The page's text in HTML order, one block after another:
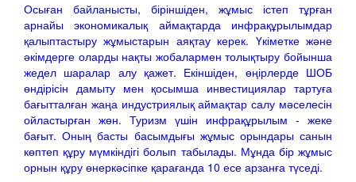
Осыған байланысты, біріншіден, жұмыс істеп тұрған
арнайы экономикалық аймақтарда инфрақұрылымдар
қалыптастыру жұмыстарын аяқтау керек. Үкіметке және
әкімдерге оларды нақты жобалармен толықтыру бойынша
жедел шаралар алу қажет. Екіншіден, өңірлерде ШОБ
өндірісін дамыту мен қосымша инвестициялар тартуға
бағытталған жаңа индустриялық аймақтар салу мәселесін
ойластырған жөн. Туризм үшін инфрақұрылым - жеке
бағыт. Оның басты басымдығы жұмыс орындары санын
көптеп құру мүмкіндігі болып табылады. Мұнда бір жұмыс
орнын құру өнеркәсіпке қарағанда 10 есе арзанға түседі.